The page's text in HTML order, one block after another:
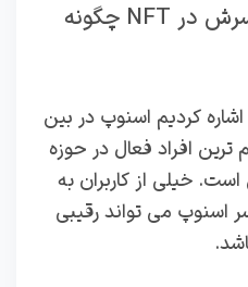
رقابت اسنوپ داگ و پسرش در NFT چگونه
کردیم اسنوپ در بین
ترین افراد فعال در حوزه
خیلی از کاربران به
اسنوپ می تواند رقیبی